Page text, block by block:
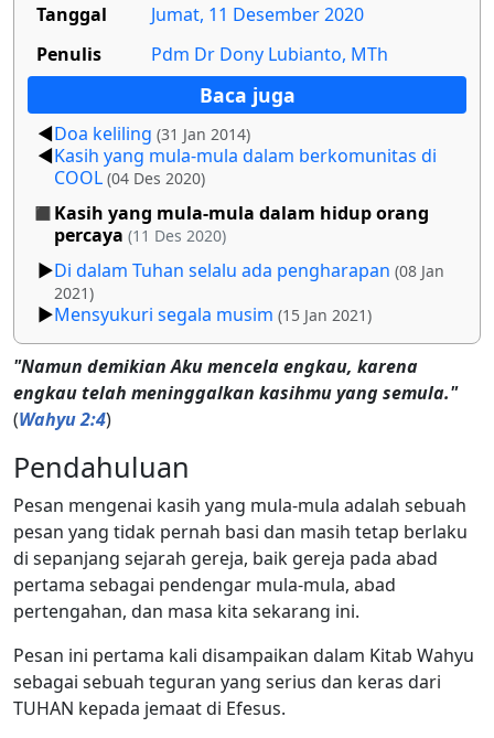
Tanggal
Jumat, 11 Desember 2020
Penulis
Pdm Dr Dony Lubianto, MTh
Baca juga
Doa keliling (31 Jan 2014)
Kasih yang mula-mula dalam berkomunitas di
COOL (04 Des 2020)
Kasih yang mula-mula dalam hidup orang
percaya (11 Des 2020)
Di dalam Tuhan selalu ada pengharapan (08 Jan
2021)
Mensyukuri segala musim (15 Jan 2021)
"Namun demikian Aku mencela engkau, karena
engkau telah meninggalkan kasihmu yang semula."
(Wahyu 2:4)
Pendahuluan
Pesan mengenai kasih yang mula-mula adalah sebuah
pesan yang tidak pernah basi dan masih tetap berlaku
di sepanjang sejarah gereja, baik gereja pada abad
pertama sebagai pendengar mula-mula, abad
pertengahan, dan masa kita sekarang ini.
Pesan ini pertama kali disampaikan dalam Kitab Wahyu
sebagai sebuah teguran yang serius dan keras dari
TUHAN kepada jemaat di Efesus.